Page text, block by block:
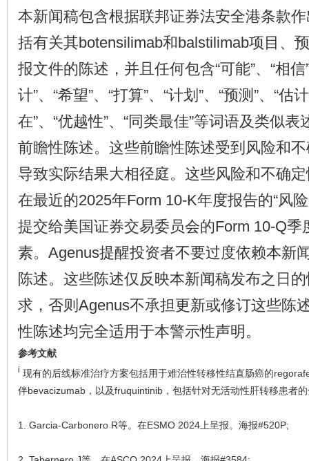
本新闻稿包含根据联邦证券法安全港条款
括有关其botensilimab和balstilimab项目、
报文件的陈述，并且任何包含“可能”、“相信
计”、“希望”、“打算”、“计划”、“预测”、“估
在”、“优越性”、“同类最佳”等词语及类似
前瞻性陈述。这些前瞻性陈述受到风险和
导致实际结果大相径庭。这些风险和不确
在最近的2025年Form 10-K年度报告的“风
提交给美国证券交易委员会的Form 10-Q季
素。Agenus提醒投资者不要过度依赖本新
陈述。这些陈述仅反映本新闻稿发布之日
求，否则Agenus不承担更新或修订这些陈
性陈述均完全适用于本警示性声明。
参考文献
i 现有的后线标准治疗方案包括用于难治性转移性结直肠癌的
伴bevacizumab，以及fruquintinib，包括针对无活动性肝转移患者
1. Garcia-Carbonero R等。在ESMO 2024上呈报。海报#520P;